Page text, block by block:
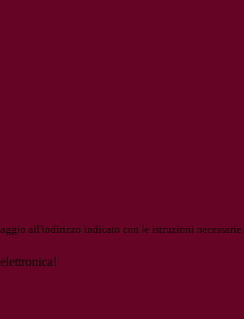
all'indirizzo indicato con le istruzioni necessarie.